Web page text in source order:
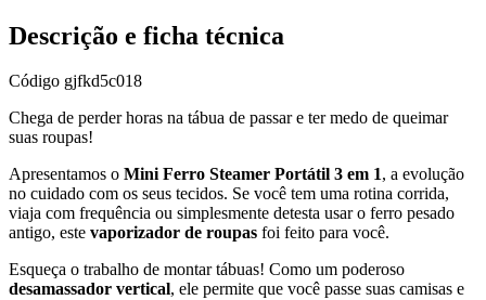
Descrição e ficha técnica
Código gjfkd5c018
Chega de perder horas na tábua de passar e ter medo de queimar
suas roupas!
Apresentamos o Mini Ferro Steamer Portátil 3 em 1, a evolução
no cuidado com os seus tecidos. Se você tem uma rotina corrida,
viaja com frequência ou simplesmente detesta usar o ferro pesado
antigo, este vaporizador de roupas foi feito para você.
Esqueça o trabalho de montar tábuas! Como um poderoso
desamassador vertical, ele permite que você passe suas camisas e